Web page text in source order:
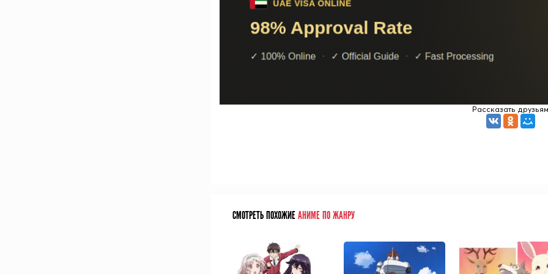
Рассказать друзьям
СМОТРЕТЬ ПОХОЖИЕАНИМЕ ПО ЖАНРУ